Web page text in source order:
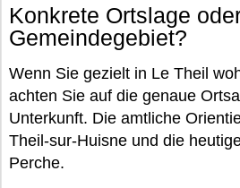
Konkrete Ortslage
Gemeindegebiet?
Wenn Sie gezielt in Le Theil
achten Sie auf die genaue
Unterkunft. Die amtliche
Theil-sur-Huisne und die
Perche.